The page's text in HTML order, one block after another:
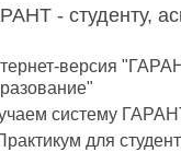
- студенту,
версия
систему
для